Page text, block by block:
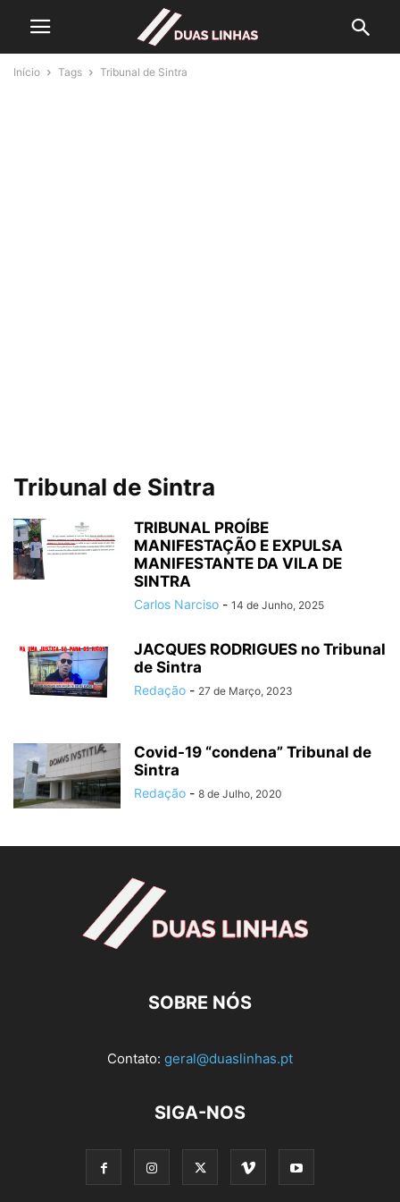
Início Tags Tribunal de Sintra
Tribunal de Sintra
TRIBUNAL PROÍBE
MANIFESTAÇÃO E EXPULSA
MANIFESTANTE DA VILA DE
SINTRA
Carlos Narciso - 14 de Junho, 2025
JACQUES RODRIGUES no Tribunal
de Sintra
Redação - 27 de Março, 2023
Covid-19 “condena” Tribunal de
Sintra
Redação - 8 de Julho, 2020
SOBRE NÓS
Contato: geral@duaslinhas.pt
SIGA-NOS